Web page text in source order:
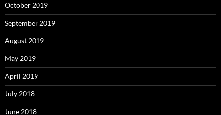
October 2019
September 2019
August 2019
May 2019
April 2019
July 2018
June 2018